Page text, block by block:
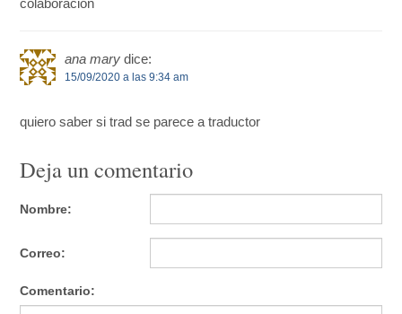
colaboración
ana mary dice:
15/09/2020 a las 9:34 am
quiero saber si trad se parece a traductor
Deja un comentario
Nombre:
Correo:
Comentario: